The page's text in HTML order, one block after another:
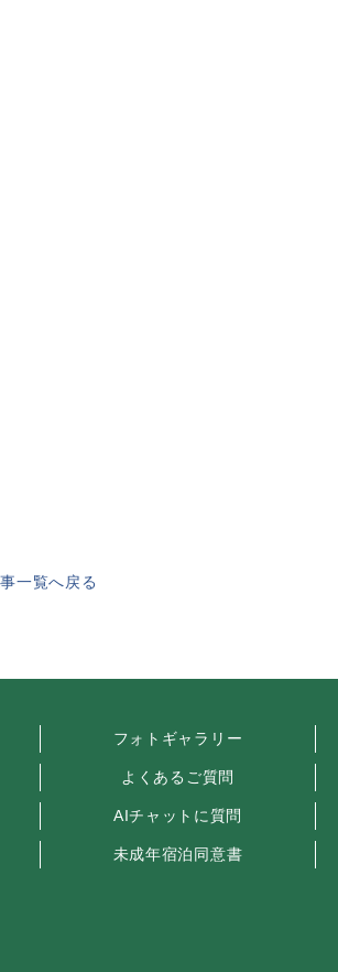
一覧へ戻る
フォトギャラリー
よくあるご質問
AIチャットに質問
未成年宿泊同意書